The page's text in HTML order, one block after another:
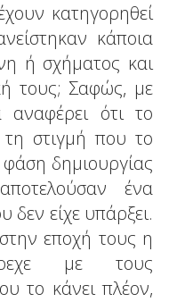
κατηγορηθεί
κάποια
ή σχήματος και
τους; Σαφώς, με
ότι το
στιγμή που το
δημιουργίας
ένα
δεν είχε υπάρξει.
εποχή τους η
με τους
το κάνει πλέον,